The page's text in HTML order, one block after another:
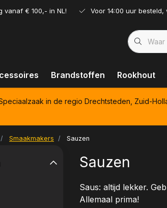
vanaf € 100,- in NL! Voor 14:00 uur
Brandstoffen Rookhout
in de regio Drechtsteden, Zuid-
Smaakmakers Sauzen
Sauzen
Saus: altijd lekker.
Allemaal prima!